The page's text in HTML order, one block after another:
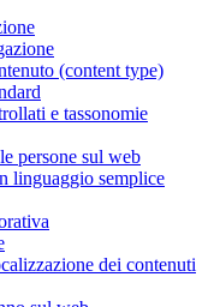
(content type)
e tassonomie
persone sul web
linguaggio semplice
dei contenuti